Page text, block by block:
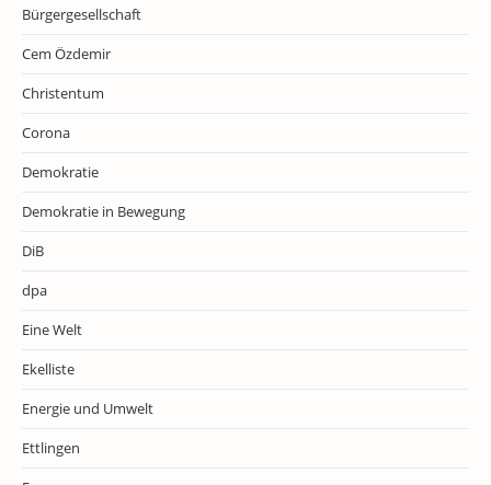
Bürgergesellschaft
Cem Özdemir
Christentum
Corona
Demokratie
Demokratie in Bewegung
DiB
dpa
Eine Welt
Ekelliste
Energie und Umwelt
Ettlingen